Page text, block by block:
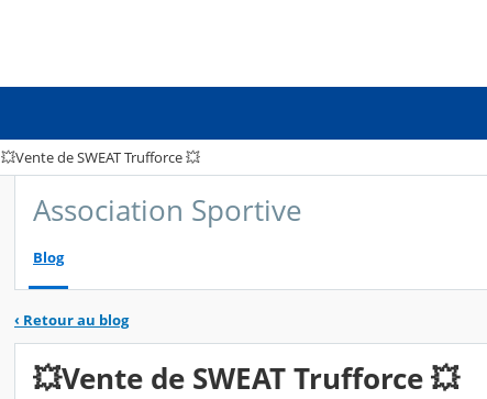
💥Vente de SWEAT Trufforce 💥
Association Sportive
Blog
‹ Retour au blog
💥Vente de SWEAT Trufforce 💥